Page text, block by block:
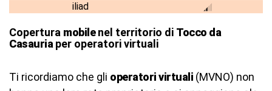
iliad
Copertura mobilenel territorio di Tocco da
Casauria per operatori virtuali
Ti ricordiamo che gli operatori virtuali (MVNO) non